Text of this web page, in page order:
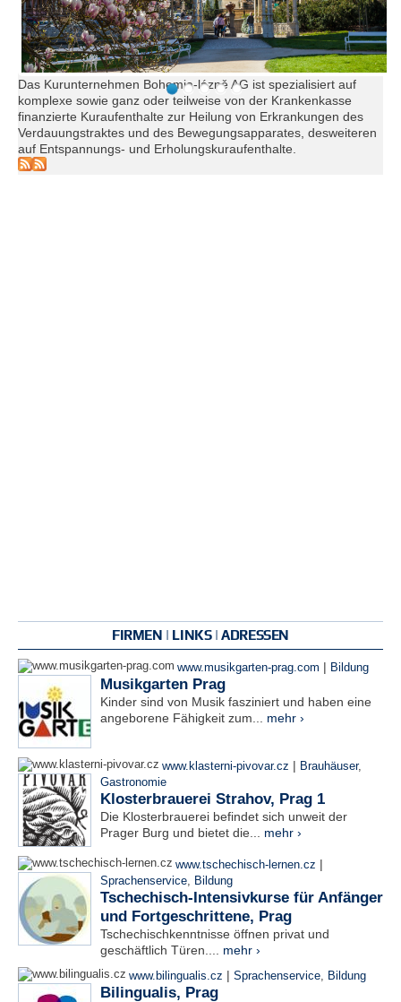
Das Kurunternehmen Bohemia-lázně AG ist spezialisiert auf
komplexe sowie ganz oder teilweise von der Krankenkasse
finanzierte Kuraufenthalte zur Heilung von Erkrankungen des
Verdauungstraktes und des Bewegungsapparates, desweiteren
auf Entspannungs- und Erholungskuraufenthalte.
FIRMEN | LINKS | ADRESSEN
www.musikgarten-prag.com | Bildung
Musikgarten Prag
Kinder sind von Musik fasziniert und haben eine
angeborene Fähigkeit zum... mehr ›
www.klasterni-pivovar.cz | Brauhäuser,
Gastronomie
Klosterbrauerei Strahov, Prag 1
Die Klosterbrauerei befindet sich unweit der
Prager Burg und bietet die... mehr ›
www.tschechisch-lernen.cz |
Sprachenservice, Bildung
Tschechisch-Intensivkurse für Anfänger
und Fortgeschrittene, Prag
Tschechischkenntnisse öffnen privat und
geschäftlich Türen.... mehr ›
www.bilingualis.cz | Sprachenservice, Bildung
Bilingualis, Prag